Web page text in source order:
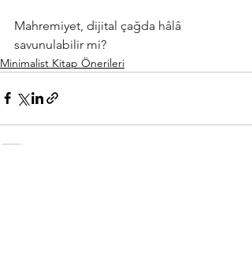
Mahremiyet, dijital çağda hâlâ
savunulabilir mi?
Minimalist Kitap Önerileri